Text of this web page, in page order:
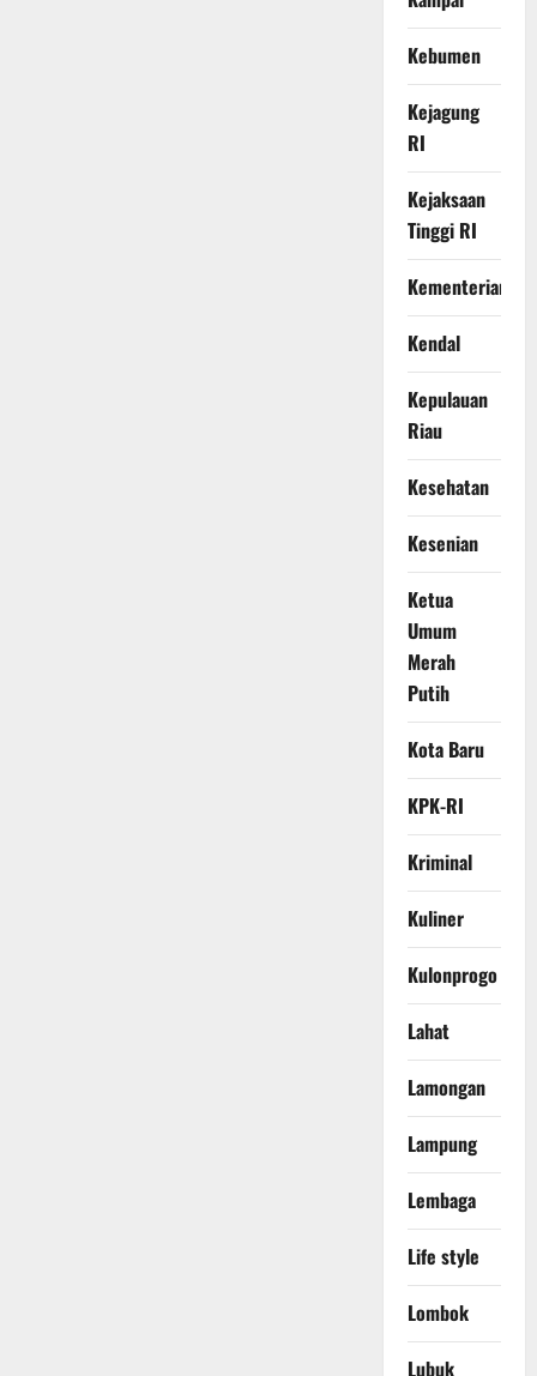
Kebumen
Kejagung
RI
Kejaksaan
Tinggi RI
Kementerian
Kendal
Kepulauan
Riau
Kesehatan
Kesenian
Ketua
Umum
Merah
Putih
Kota Baru
KPK-RI
Kriminal
Kuliner
Kulonprogo
Lahat
Lamongan
Lampung
Lembaga
Life style
Lombok
Lubuk